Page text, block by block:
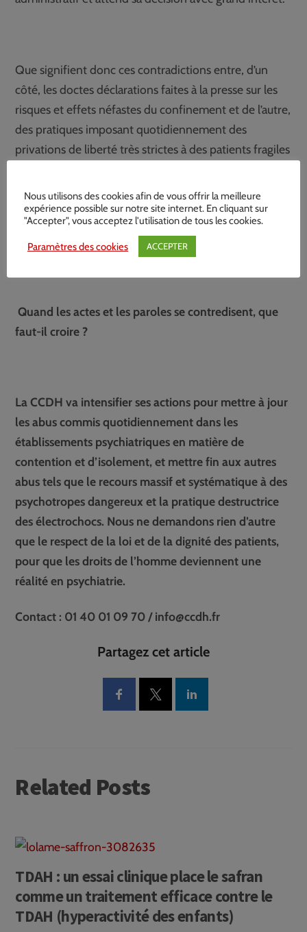
Que signifient donc ces contradictions entre, d’un
côté, les doctes déclarations faites à la presse sur les
risques et effets néfastes du confinement et de l’autre,
des pratiques imposant quotidiennement des
privations de liberté très strictes à des patients fragiles
Cynisme ? Dédoublement de personnalité ?
Quand les actes et les paroles se contredisent, que
faut-il croire ?
La CCDH va intensifier ses actions pour mettre à jour
les abus commis quotidiennement dans les
établissements psychiatriques en matière de
contention et d’isolement, et mettre fin aux autres
abus tels que le recours massif et systématique à des
psychotropes dangereux et la pratique destructrice
des électrochocs. Nous ne demandons rien d’autre
que le respect de la loi et de la dignité des patients,
pour que les droits de l’homme deviennent une
réalité en psychiatrie.
Contact : 01 40 01 09 70 / info@ccdh.fr
Partagez cet article
Related Posts
TDAH : un essai clinique place le safran
comme un traitement efficace contre le
TDAH (hyperactivité des enfants)
Nous utilisons des cookies afin de vous offrir la meilleure
expérience possible sur notre site internet. En cliquant sur
"Accepter", vous acceptez l'utilisation de tous les cookies.
Paramètres des cookies ACCEPTER